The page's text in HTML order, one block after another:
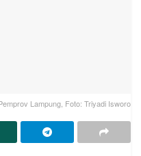
Lampung, Foto: Triyadi Isworo